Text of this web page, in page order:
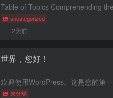
uncategorized
2天前
世界，您好！
未分类